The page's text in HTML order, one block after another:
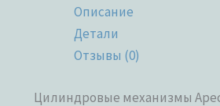
Описание
Детали
Отзывы (0)
Цилиндровые механизмы